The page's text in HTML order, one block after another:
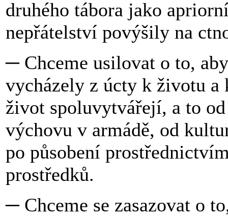
druhého tábora jako
nepřátelství povýšily na
─ Chceme usilovat o to,
vycházely z úcty k životu a
život spoluvytvářejí, a to
výchovu v armádě, od
po působení
prostředků.
─ Chceme se zasazovat o